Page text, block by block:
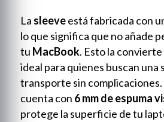
La sleeveestá fabricada con
lo que significa que no añade
tu MacBook. Esto la
ideal para quienes buscan una
transporte sin
cuenta con 6 mm de espuma
protege la superficie de tu